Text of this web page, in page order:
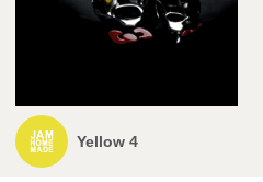
Yellow 4